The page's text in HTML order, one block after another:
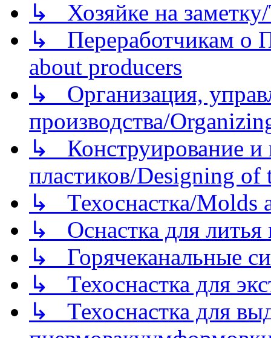
↳ Хозяйке на
↳ Переработчикам о
about producers
↳ Организация,
производства/
↳ Конструирование и
пластиков/Designing of
↳ Техоснастка/Molds
↳ Оснастка для литья
↳ Горячеканальные
↳ Техоснастка для
↳ Техоснастка для